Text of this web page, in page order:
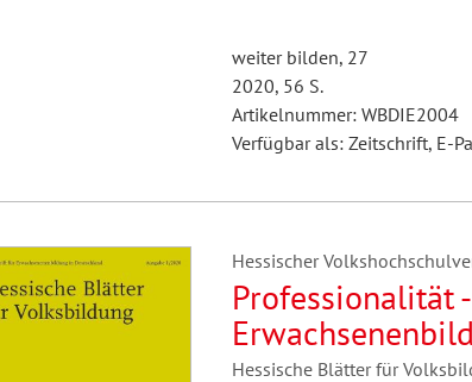
weiter bilden, 27
2020, 56 S.
Artikelnummer: WBDIE2004
Verfügbar als: Zeitschrift, E-
Hessischer
Professionalität
Hessische Blätter für